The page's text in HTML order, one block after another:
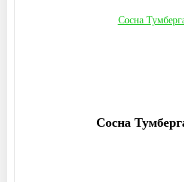
Сосна